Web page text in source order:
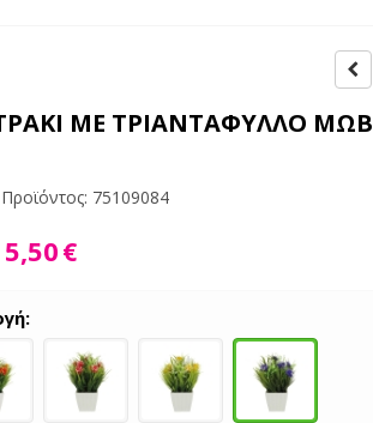
ΜΕ ΤΡΙΑΝTAΦΥΛΛΟ ΜΩΒ
75109084
5,50€